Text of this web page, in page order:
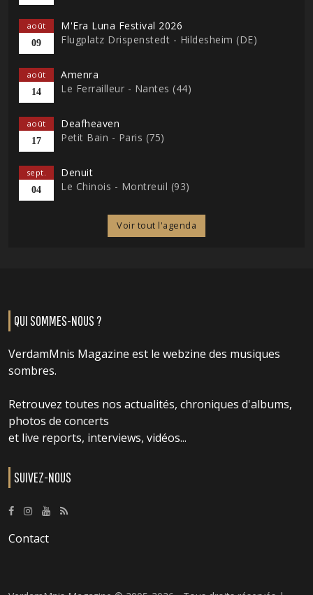
août
09
M'Era Luna Festival 2026
Flugplatz Drispenstedt - Hildesheim (DE)
août
14
Amenra
Le Ferrailleur - Nantes (44)
août
17
Deafheaven
Petit Bain - Paris (75)
sept.
04
Denuit
Le Chinois - Montreuil (93)
Voir tout l'agenda
QUI SOMMES-NOUS ?
VerdamMnis Magazine est le webzine des musiques
sombres.
Retrouvez toutes nos actualités, chroniques d'albums,
photos de concerts
et live reports, interviews, vidéos...
SUIVEZ-NOUS
Contact